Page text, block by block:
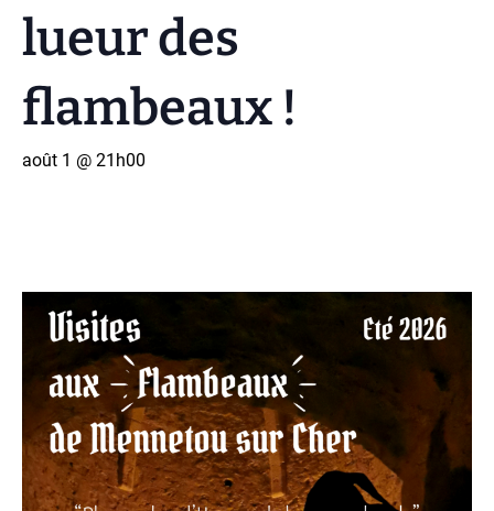
lueur des
flambeaux !
août 1 @ 21h00